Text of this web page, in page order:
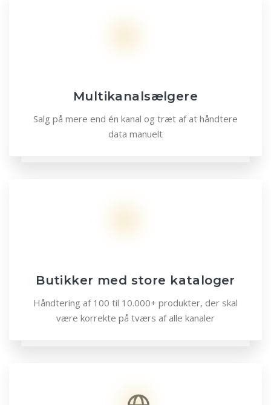
Multikanalsælgere
Salg på mere end én kanal og træt af at håndtere
data manuelt
Butikker med store kataloger
Håndtering af 100 til 10.000+ produkter, der skal
være korrekte på tværs af alle kanaler